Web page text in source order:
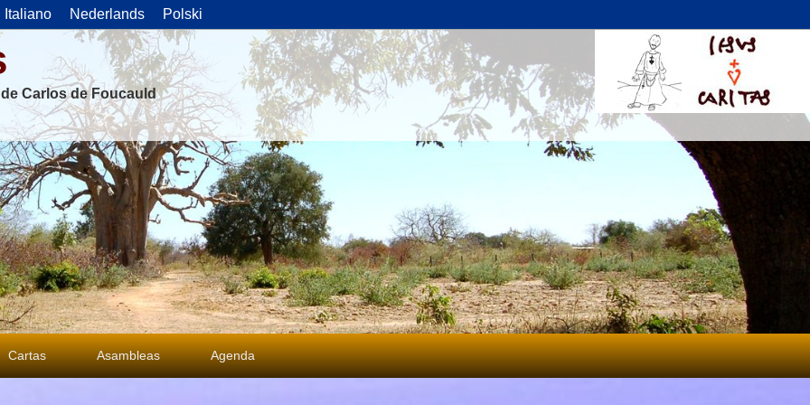
Italiano Nederlands Polski
Carlos de Foucauld
Cartas Asambleas Agenda